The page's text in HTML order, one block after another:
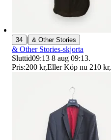
34 | & Other Stories
& Other Stories-skjorta
Sluttid09:13 8 aug 09:13.
Pris:200 kr,Eller Köp nu 210 kr,